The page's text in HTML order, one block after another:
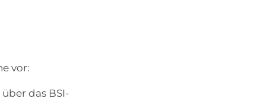
vor:
das BSI-